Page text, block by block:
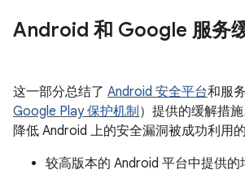
Android 和 Google 服务
这一部分总结了 Android 安全平台和服
Google Play 保护机制 ）提供的缓解措
降低 Android 上的安全漏洞被成功利用的
较高版本的 Android 平台中提供